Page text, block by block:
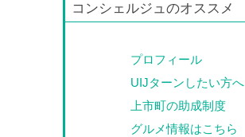
コンシェルジュのオススメ
プロフィール
UIJターンしたい方へ
上市町の助成制度
グルメ情報はこちら